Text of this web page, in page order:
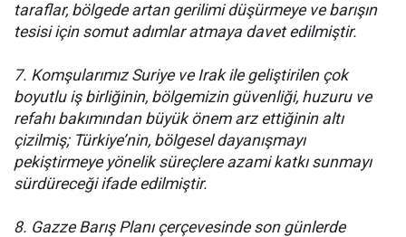
taraflar, bölgede artan gerilimi düşürmeye ve barışın
tesisi için somut adımlar atmaya davet edilmiştir.
7. Komşularımız Suriye ve Irak ile geliştirilen çok
boyutlu iş birliğinin, bölgemizin güvenliği, huzuru ve
refahı bakımından büyük önem arz ettiğinin altı
çizilmiş; Türkiye’nin, bölgesel dayanışmayı
pekiştirmeye yönelik süreçlere azami katkı sunmayı
sürdüreceği ifade edilmiştir.
8. Gazze Barış Planı çerçevesinde son günlerde